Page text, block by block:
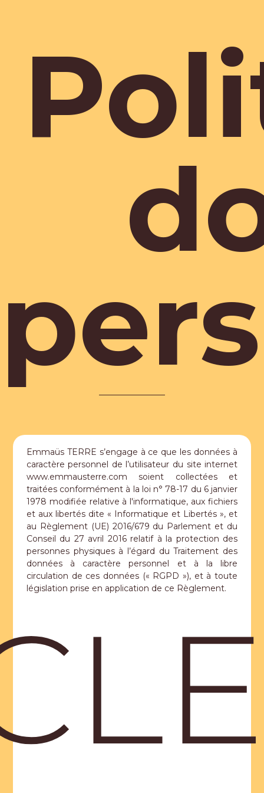
Emmaüs TERRE s’engage à ce que les données à
caractère personnel de l’utilisateur du site internet
www.emmausterre.com soient collectées et
traitées conformément à la loi n° 78-17 du 6 janvier
1978 modifiée relative à l'informatique, aux fichiers
et aux libertés dite « Informatique et Libertés », et
au Règlement (UE) 2016/679 du Parlement et du
Conseil du 27 avril 2016 relatif à la protection des
personnes physiques à l’égard du Traitement des
données à caractère personnel et à la libre
circulation de ces données (« RGPD »), et à toute
législation prise en application de ce Règlement.